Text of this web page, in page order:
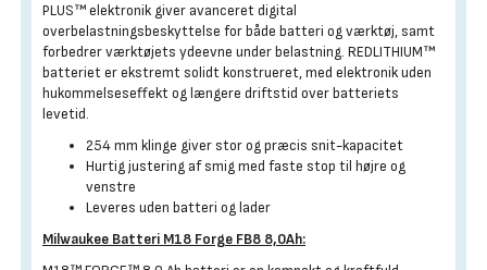
PLUS™ elektronik giver avanceret digital
overbelastningsbeskyttelse for både batteri og værktøj, samt
forbedrer værktøjets ydeevne under belastning. REDLITHIUM™
batteriet er ekstremt solidt konstrueret, med elektronik uden
hukommelseseffekt og længere driftstid over batteriets
levetid.
254 mm klinge giver stor og præcis snit-kapacitet
Hurtig justering af smig med faste stop til højre og
venstre
Leveres uden batteri og lader
Milwaukee Batteri M18 Forge FB8 8,0Ah: